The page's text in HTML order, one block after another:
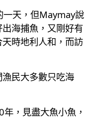
一天，但Maymay說
海捕魚，又剛好有
時地利人和，而訪
漁民大多數只吃海
，見盡大魚小魚，